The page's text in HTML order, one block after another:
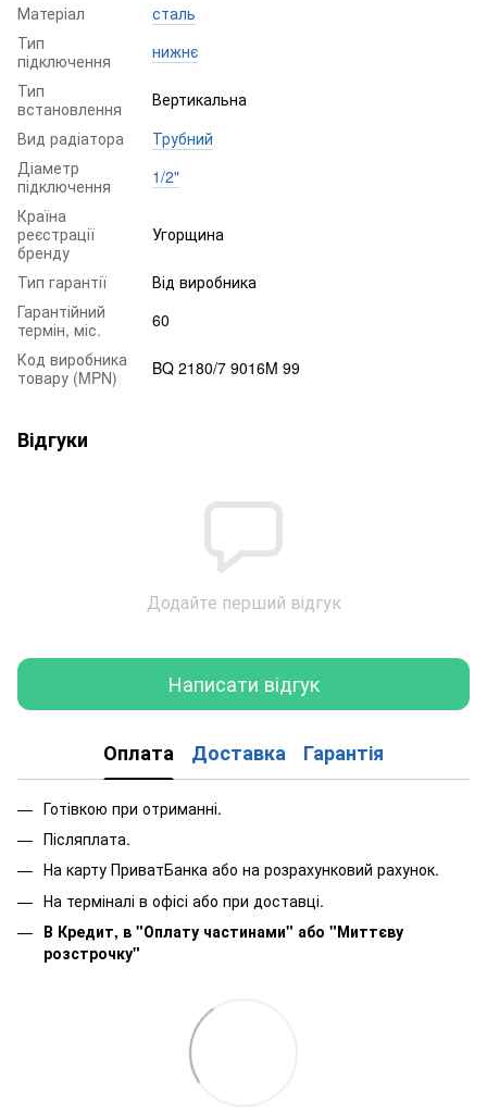
Матеріал
сталь
Тип
підключення
нижнє
Тип
встановлення
Вертикальна
Вид радіатора
Трубний
Діаметр
підключення
1/2"
Країна
реєстрації
бренду
Угорщина
Тип гарантії
Від виробника
Гарантійний
термін, міс.
60
Код виробника
товару (MPN)
BQ 2180/7 9016M 99
Відгуки
Додайте перший відгук
Написати відгук
Оплата Доставка Гарантія
Готівкою при отриманні.
Післяплата.
На карту ПриватБанка або на розрахунковий рахунок.
На терміналі в офісі або при доставці.
В Кредит, в "Оплату частинами" або "Миттєву
розстрочку"